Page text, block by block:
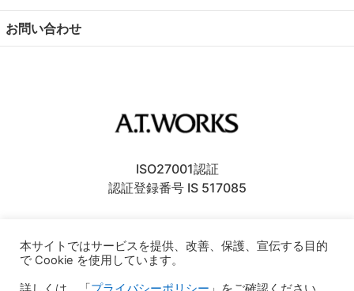
お問い合わせ
ISO27001認証
認証登録番号 IS 517085
六本木ヒルズ森タワー37F
〒930-0856
富山県富山市牛島新町4-5
本サイトではサービスを提供、改善、保護、宣伝する目的
で Cookie を使用しています。